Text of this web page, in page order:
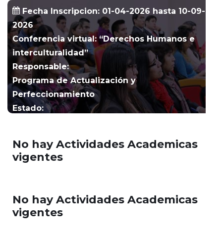
Fecha Inscripcion: 01-04-2026 hasta 10-09-
2026
Conferencia virtual: “Derechos Humanos e
interculturalidad”
Responsable:
Programa de Actualización y
Perfeccionamiento
Estado:
No hay Actividades Academicas
vigentes
No hay Actividades Academicas
vigentes